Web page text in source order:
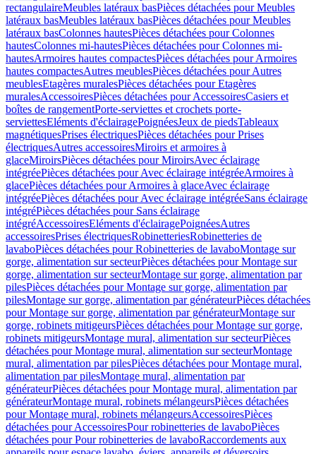
rectangulaireMeubles latéraux basPièces détachées pour Meubles
latéraux basMeubles latéraux basPièces détachées pour Meubles
latéraux basColonnes hautesPièces détachées pour Colonnes
hautesColonnes mi-hautesPièces détachées pour Colonnes mi-
hautesArmoires hautes compactesPièces détachées pour Armoires
hautes compactesAutres meublesPièces détachées pour Autres
meublesEtagères muralesPièces détachées pour Etagères
muralesAccessoiresPièces détachées pour AccessoiresCasiers et
boîtes de rangementPorte-serviettes et crochets porte-
serviettesEléments d'éclairagePoignéesJeux de piedsTableaux
magnétiquesPrises électriquesPièces détachées pour Prises
électriquesAutres accessoiresMiroirs et armoires à
glaceMiroirsPièces détachées pour MiroirsAvec éclairage
intégréePièces détachées pour Avec éclairage intégréeArmoires à
glacePièces détachées pour Armoires à glaceAvec éclairage
intégréePièces détachées pour Avec éclairage intégréeSans éclairage
intégréPièces détachées pour Sans éclairage
intégréAccessoiresEléments d'éclairagePoignéesAutres
accessoiresPrises électriquesRobinetteriesRobinetteries de
lavaboPièces détachées pour Robinetteries de lavaboMontage sur
gorge, alimentation sur secteurPièces détachées pour Montage sur
gorge, alimentation sur secteurMontage sur gorge, alimentation par
pilesPièces détachées pour Montage sur gorge, alimentation par
pilesMontage sur gorge, alimentation par générateurPièces détachées
pour Montage sur gorge, alimentation par générateurMontage sur
gorge, robinets mitigeursPièces détachées pour Montage sur gorge,
robinets mitigeursMontage mural, alimentation sur secteurPièces
détachées pour Montage mural, alimentation sur secteurMontage
mural, alimentation par pilesPièces détachées pour Montage mural,
alimentation par pilesMontage mural, alimentation par
générateurPièces détachées pour Montage mural, alimentation par
générateurMontage mural, robinets mélangeursPièces détachées
pour Montage mural, robinets mélangeursAccessoiresPièces
détachées pour AccessoiresPour robinetteries de lavaboPièces
détachées pour Pour robinetteries de lavaboRaccordements aux